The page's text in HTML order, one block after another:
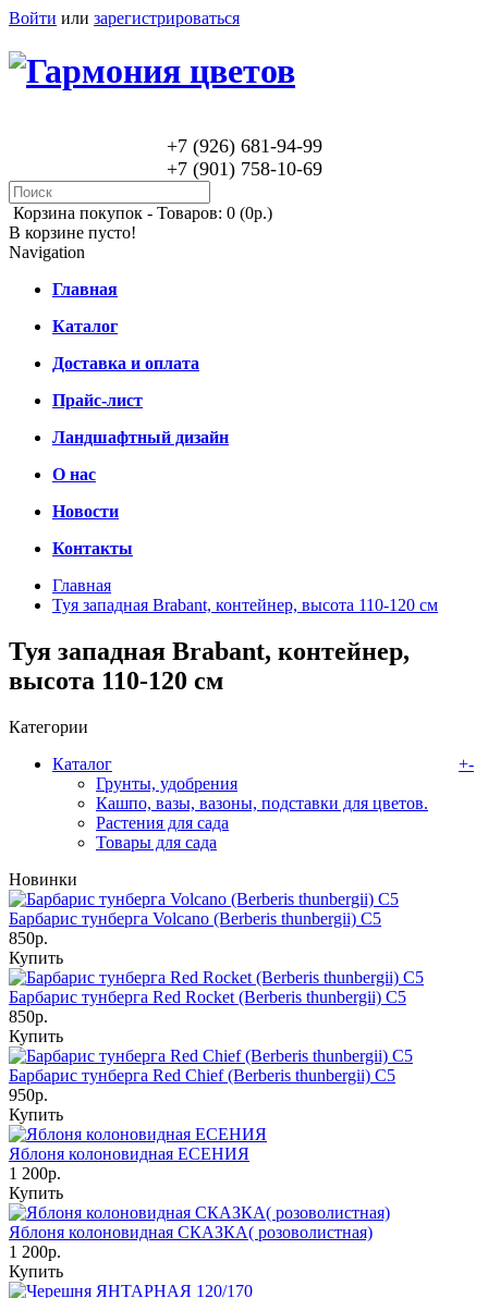
Войти или зарегистрироваться
+7 (926) 681-94-99
+7 (901) 758-10-69
Корзина покупок - Товаров: 0 (0р.)
В корзине пусто!
Navigation
Главная
Каталог
Доставка и оплата
Прайс-лист
Ландшафтный дизайн
О нас
Новости
Контакты
Главная
Туя западная Brabant, контейнер, высота 110-120 см
Туя западная Brabant, контейнер,
высота 110-120 см
Категории
Каталог
+-
Грунты, удобрения
Кашпо, вазы, вазоны, подставки для цветов.
Растения для сада
Товары для сада
Новинки
Барбарис тунберга Volcano (Berberis thunbergii) C5
850р.
Купить
Барбарис тунберга Red Rocket (Berberis thunbergii) С5
850р.
Купить
Барбарис тунберга Red Chief (Berberis thunbergii) С5
950р.
Купить
Яблоня колоновидная ЕСЕНИЯ
1 200р.
Купить
Яблоня колоновидная СКАЗКА( розоволистная)
1 200р.
Купить